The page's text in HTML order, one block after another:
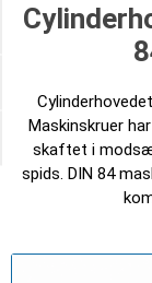
Maskinskruer
skaftet i
spids. DIN 84
Klasse
Category